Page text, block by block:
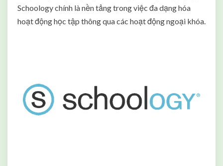
Schoology chính là nền tảng trong việc đa dạng hóa
hoạt động học tập thông qua các hoạt động ngoại khóa.